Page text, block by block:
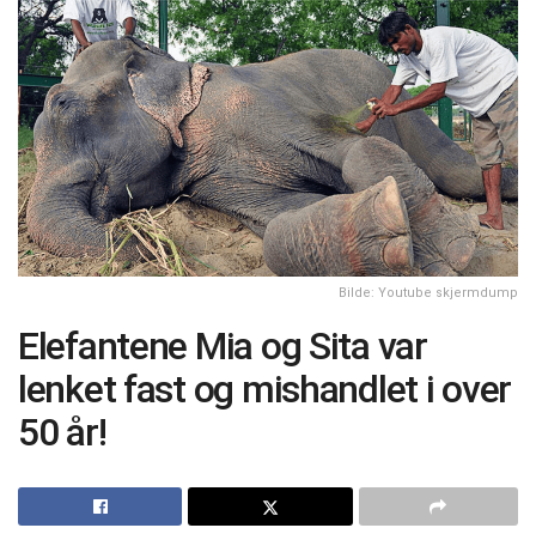
Bilde: Youtube skjermdump
Elefantene Mia og Sita var
lenket fast og mishandlet i over
50 år!